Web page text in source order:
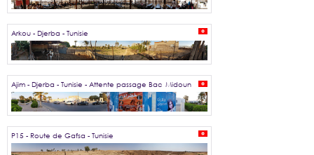
Arkou - Djerba - Tunisie
Ajim - Djerba - Tunisie - Attente passage Bac Midoun
P15 - Route de Gafsa - Tunisie